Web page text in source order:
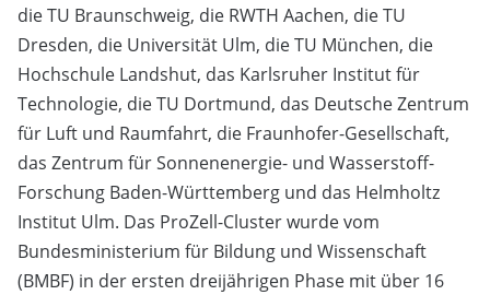
die TU Braunschweig, die RWTH Aachen, die TU
Dresden, die Universität Ulm, die TU München, die
Hochschule Landshut, das Karlsruher Institut für
Technologie, die TU Dortmund, das Deutsche Zentrum
für Luft und Raumfahrt, die Fraunhofer-Gesellschaft,
das Zentrum für Sonnenenergie- und Wasserstoff-
Forschung Baden-Württemberg und das Helmholtz
Institut Ulm. Das ProZell-Cluster wurde vom
Bundesministerium für Bildung und Wissenschaft
(BMBF) in der ersten dreijährigen Phase mit über 16